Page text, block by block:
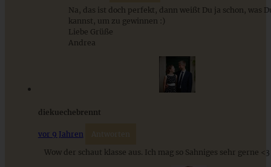
Naked-Cake im Schwarzwälder-Kirsch-Style
Mediterran gewürztes Gemüse auf cremigem Tahini-
Na, das ist doch perfekt, dann weißt Du ja schon, was
kannst, um zu gewinnen :)
Liebe Grüße
Andrea
diekuechebrennt
vor 9 Jahren Antworten
Wow der schaut klasse aus. Ich mag so Sahniges sehr gerne <3